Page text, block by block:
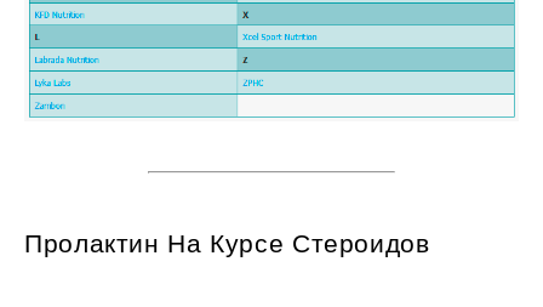
Пролактин На Курсе Стероидов